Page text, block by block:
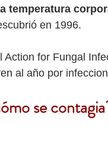
temperatura
en 1996.
Action for Fungal
al año por
se